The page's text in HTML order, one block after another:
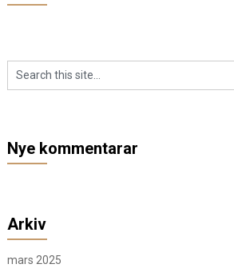
Nye kommentarar
Arkiv
mars 2025